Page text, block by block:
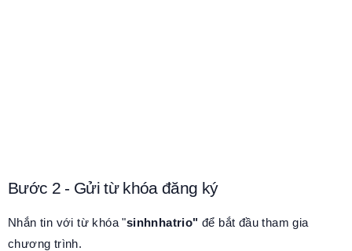
Bước 2 - Gửi từ khóa đăng ký
Nhắn tin với từ khóa "sinhnhatrio" để bắt đầu tham gia
chương trình.